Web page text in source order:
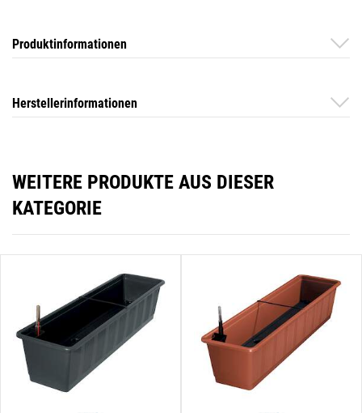
Produktinformationen
Herstellerinformationen
WEITERE PRODUKTE AUS DIESER
KATEGORIE